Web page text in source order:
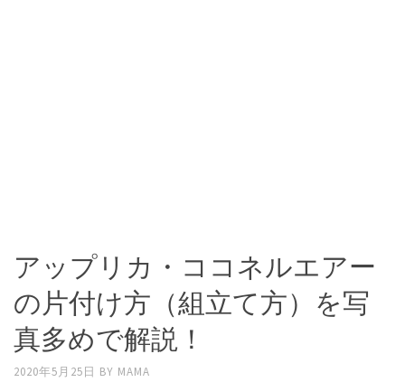
アップリカ・ココネルエアー
の片付け方（組立て方）を写
真多めで解説！
2020年5月25日 BY MAMA